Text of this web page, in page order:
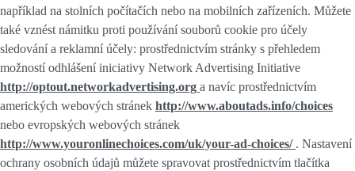
například na stolních počítačích nebo na mobilních zařízeních. Můžete
také vznést námitku proti používání souborů cookie pro účely
sledování a reklamní účely: prostřednictvím stránky s přehledem
možností odhlášení iniciativy Network Advertising Initiative
http://optout.networkadvertising.org a navíc prostřednictvím
amerických webových stránek http://www.aboutads.info/choices
nebo evropských webových stránek
http://www.youronlinechoices.com/uk/your-ad-choices/ . Nastavení
ochrany osobních údajů můžete spravovat prostřednictvím tlačítka